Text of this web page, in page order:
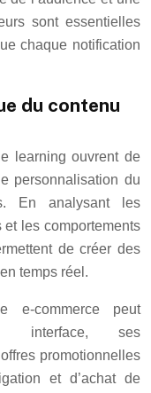
sont essentielles
chaque notification
du contenu
learning ouvrent de
personnalisation du
En analysant les
et les comportements
de créer des
temps réel.
e-commerce peut
interface, ses
promotionnelles
et d’achat de